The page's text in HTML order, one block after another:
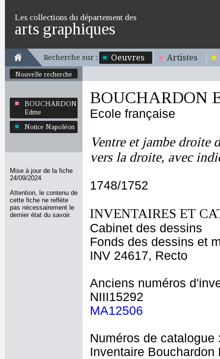
Les collections du département des
arts graphiques
Recherche sur : Oeuvres Artistes
Nouvelle recherche
BOUCHARDON
Edme
Notice Napoléon
Mise à jour de la fiche
24/09/2024
Attention, le contenu de
cette fiche ne reflète
pas nécessairement le
dernier état du savoir.
BOUCHARDON
Ecole française
Ventre et jambe droite
vers la droite, avec
1748/1752
INVENTAIRES ET
Cabinet des dessins
Fonds des dessins et
INV 24617, Recto
Anciens numéros
NIII15292
MA12506
Numéros de catalogue
Inventaire Bouchardon